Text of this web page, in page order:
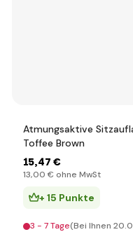
Atmungsaktive
Toffee Brown
15,47 €
13,00 € ohne MwSt
+ 15 Punkte
3 - 7 Tage(Bei Ihnen